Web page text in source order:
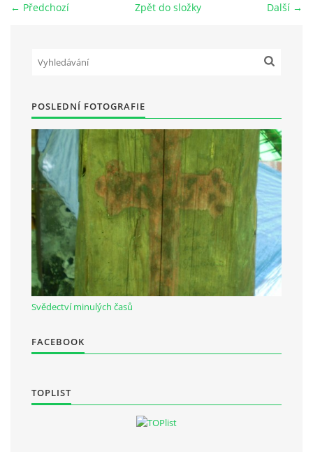
DOKUMENTY OVJK
Občanská vzdělávací jednota "Komenský" v Choceradech z.s.
Chocerady 4
257 24 Chocerady
IČ: 498 28 614
Kontaktní osoba:
Mgr. Miroslava Cinkeisová
← Předchozí Další →
Zpět do složky
POSLEDNÍ FOTOGRAFIE
Svědectví minulých časů
FACEBOOK
TOPLIST